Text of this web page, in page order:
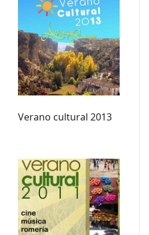
Verano cultural 2013